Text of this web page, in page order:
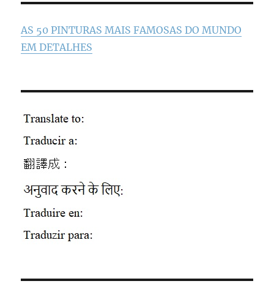
AS 50 PINTURAS MAIS FAMOSAS DO MUNDO
EM DETALHES